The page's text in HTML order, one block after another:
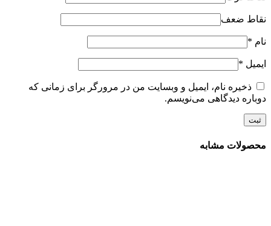
نقاط ضعف
نام *
ایمیل *
ذخیره نام، ایمیل و وبسایت من در مرورگر برای زمانی که
دوباره دیدگاهی می‌نویسم.
محصولات مشابه